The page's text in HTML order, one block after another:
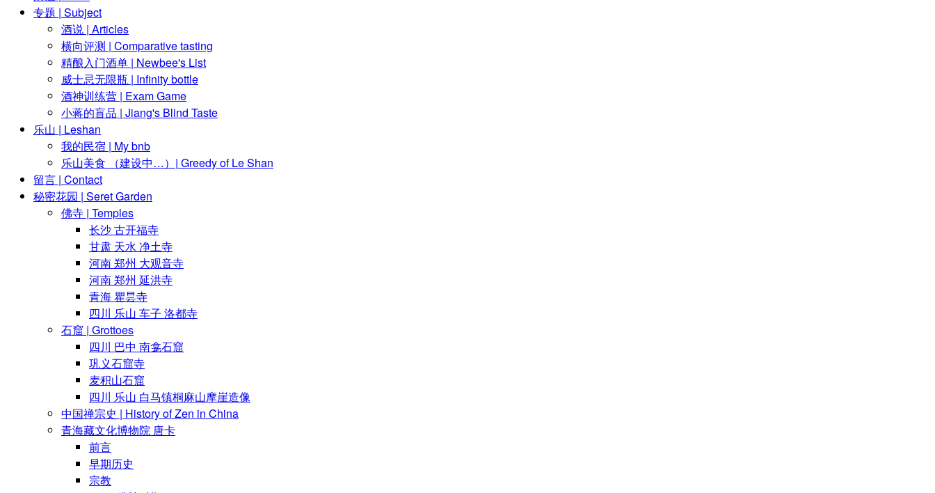
专题 | Subject
酒说 | Articles
横向评测 | Comparative tasting
精酿入门酒单 | Newbee's List
威士忌无限瓶 | Infinity bottle
酒神训练营 | Exam Game
小蒋的盲品 | Jiang's Blind Taste
乐山 | Leshan
我的民宿 | My bnb
乐山美食 （建设中…）| Greedy of Le Shan
留言 | Contact
秘密花园 | Seret Garden
佛寺 | Temples
长沙 古开福寺
甘肃 天水 净土寺
河南 郑州 大观音寺
河南 郑州 延洪寺
青海 瞿昙寺
四川 乐山 车子 洛都寺
石窟 | Grottoes
四川 巴中 南龛石窟
巩义石窟寺
麦积山石窟
四川 乐山 白马镇桐麻山摩崖造像
中国禅宗史 | History of Zen in China
青海藏文化博物院 唐卡
前言
早期历史
宗教